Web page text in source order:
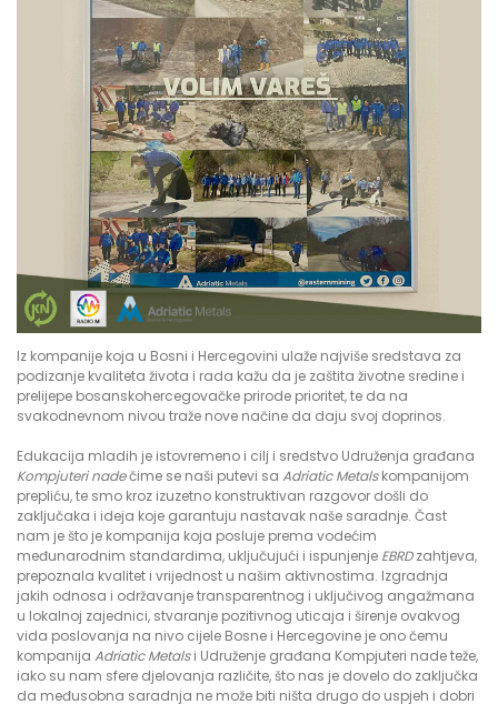
Iz kompanije koja u Bosni i Hercegovini ulaže najviše sredstava za
podizanje kvaliteta života i rada kažu da je zaštita životne sredine i
prelijepe bosanskohercegovačke prirode prioritet, te da na
svakodnevnom nivou traže nove načine da daju svoj doprinos.
Edukacija mladih je istovremeno i cilj i sredstvo Udruženja građana
Kompjuteri nadečime se naši putevi sa Adriatic Metalskompanijom
prepliću, te smo kroz izuzetno konstruktivan razgovor došli do
zaključaka i ideja koje garantuju nastavak naše saradnje. Čast
nam je što je kompanija koja posluje prema vodećim
međunarodnim standardima, uključujući i ispunjenje EBRDzahtjeva,
prepoznala kvalitet i vrijednost u našim aktivnostima. Izgradnja
jakih odnosa i održavanje transparentnog i uključivog angažmana
u lokalnoj zajednici, stvaranje pozitivnog uticaja i širenje ovakvog
vida poslovanja na nivo cijele Bosne i Hercegovine je ono čemu
kompanija Adriatic Metalsi Udruženje građana Kompjuteri nade teže,
iako su nam sfere djelovanja različite, što nas je dovelo do zaključka
da međusobna saradnja ne može biti ništa drugo do uspjeh i dobri